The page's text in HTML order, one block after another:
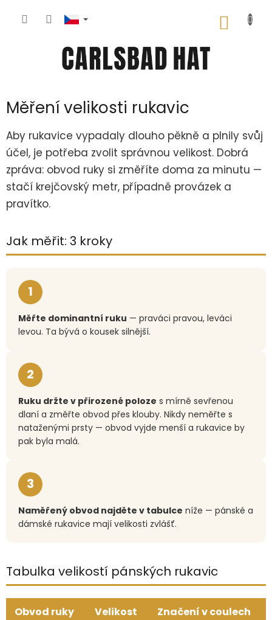
Měření velikosti rukavic
Aby rukavice vypadaly dlouho pěkně a plnily svůj
účel, je potřeba zvolit správnou velikost. Dobrá
zpráva: obvod ruky si změříte doma za minutu —
stačí krejčovský metr, případně provázek a
pravítko.
Jak měřit: 3 kroky
1
Měřte dominantní ruku — praváci pravou, leváci
levou. Ta bývá o kousek silnější.
2
Ruku držte v přirozené poloze s mírně sevřenou
dlaní a změřte obvod přes klouby. Nikdy neměřte s
nataženými prsty — obvod vyjde menší a rukavice by
pak byla malá.
3
Naměřený obvod najděte v tabulce níže — pánské a
dámské rukavice mají velikosti zvlášť.
Tabulka velikostí pánských rukavic
Obvod ruky Velikost
Značení v coulech